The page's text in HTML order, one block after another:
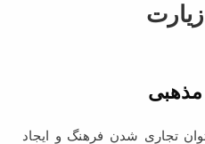
زیارت
تجاری شدن فرهنگ و ایجاد